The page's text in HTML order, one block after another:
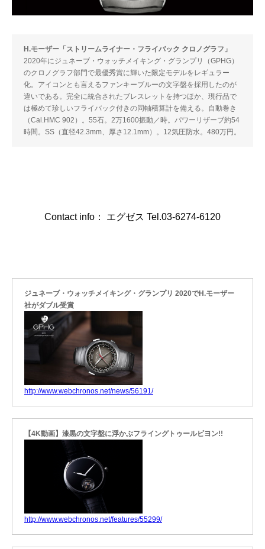
H.モーザー「ストリームライナー・フライバック クロノグラフ」
2020年にジュネーブ・ウォッチメイキング・グランプリ（GPHG）
のクロノグラフ部門で最優秀賞に輝いた限定モデルをレギュラー
化。アイコンとも言えるファンキーブルーの文字盤を採用したのが
違いである。完全に統合されたブレスレットを持つほか、現行品で
は極めて珍しいフライバック付きの同軸積算計を備える。自動巻き
（Cal.HMC 902）。55石。2万1600振動／時。パワーリザーブ約54
時間。SS（直径42.3mm、厚さ12.1mm）。12気圧防水。480万円。
Contact info： エグゼス Tel.03-6274-6120
ジュネーブ・ウォッチメイキング・グランプリ 2020でH.モーザー
社がダブル受賞
http://www.webchronos.net/news/56191/
【4K動画】漆黒の文字盤に浮かぶフライングトゥールビヨン!!
http://www.webchronos.net/features/55299/